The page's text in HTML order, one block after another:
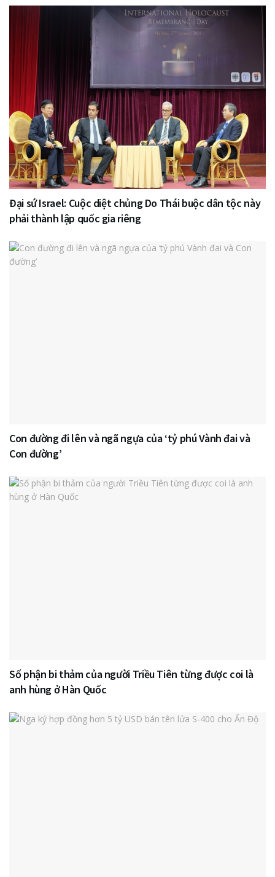
Đại sứ Israel: Cuộc diệt chủng Do Thái buộc dân tộc này
phải thành lập quốc gia riêng
Con đường đi lên và ngã ngựa của ‘tỷ phú Vành đai và
Con đường’
Số phận bi thảm của người Triều Tiên từng được coi là
anh hùng ở Hàn Quốc